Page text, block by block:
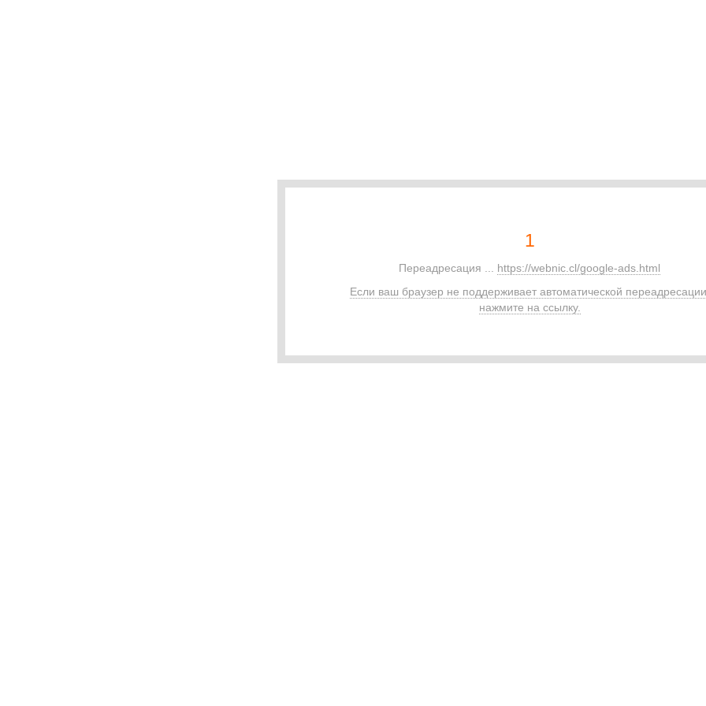
1
Переадресация ... https://webnic.cl/google-ads.html
Если ваш браузер не поддерживает автоматической
нажмите на ссылку.